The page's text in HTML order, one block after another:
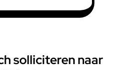
solliciteren naar